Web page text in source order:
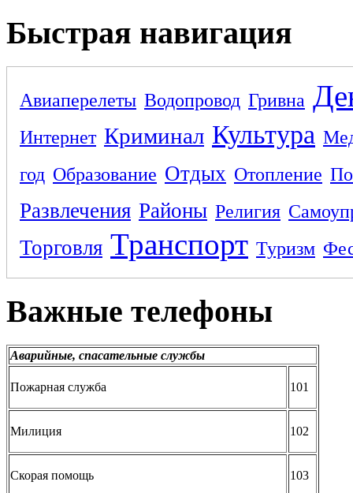
Быстрая навигация
Авиаперелеты Водопровод Гривна
Интернет Криминал Культура
год Образование Отдых Отопление
Развлечения Районы Религия
Торговля Транспорт Туризм
Важные телефоны
Аварийные, спасательные службы
Пожарная служба 101
Милиция 102
Скорая помощь 103